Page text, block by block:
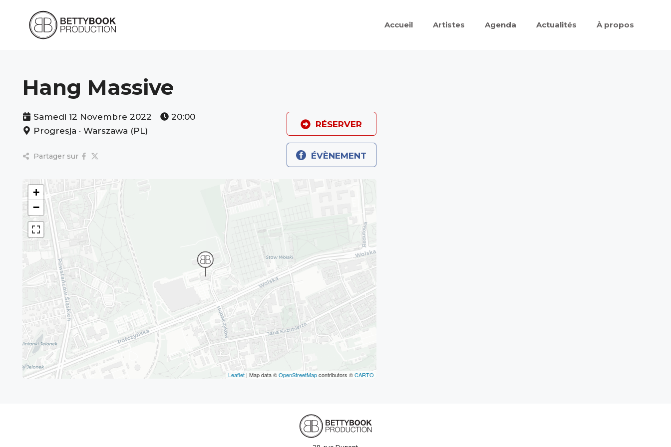
contenu
Accueil Artistes Agenda Actualités À propos
Hang Massive
Samedi 12 Novembre 2022
20:00
Progresja · Warszawa (PL)
RÉSERVER
Partager sur ÉVÈNEMENT
+
−
Leaflet| Map data ©OpenStreetMapcontributors ©CARTO